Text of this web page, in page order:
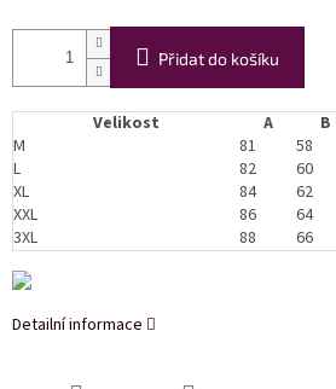
Přidat do košíku
Velikost A B
M
81 58
L
82 60
XL
84 62
XXL
86 64
3XL
88 66
Detailní informace